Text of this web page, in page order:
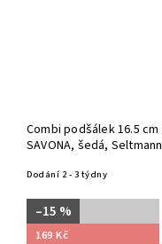
Combi podšálek 16.5 cm
SAVONA, šedá, Seltmann
Dodání 2 - 3 týdny
–15 %
169 Kč